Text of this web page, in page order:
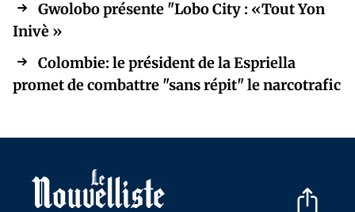
Gwolobo présente "Lobo City : «Tout Yon
Inivè »
Colombie: le président de la Espriella
promet de combattre "sans répit" le narcotrafic